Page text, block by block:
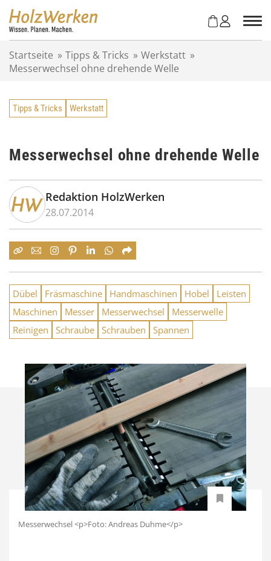
Startseite » Tipps & Tricks » Werkstatt »
Messerwechsel ohne drehende Welle
Tipps & Tricks Werkstatt
Messerwechsel ohne drehende Welle
Redaktion HolzWerken
28.07.2014
Dübel Fräsmaschine Handmaschinen Hobel
Leisten
Maschinen
Messer Messerwechsel
Messerwelle
Reinigen
Schraube Schrauben Spannen
Messerwechsel <p>Foto: Andreas Duhme</p>